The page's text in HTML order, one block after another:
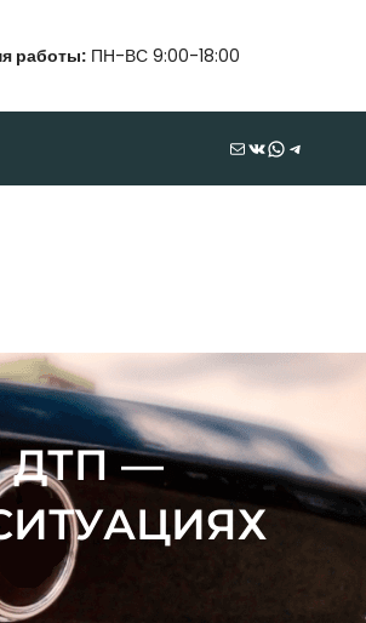
работы:ПН-ВС 9:00-18:00
Почта ВКонтакте WhatsApp Telegram
ДТП —